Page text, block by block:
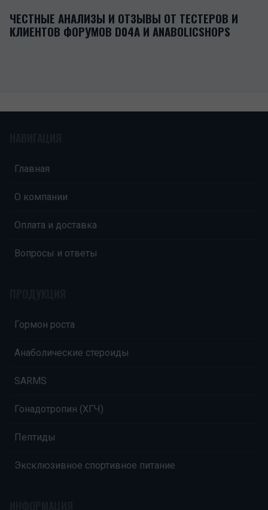
ЧЕСТНЫЕ АНАЛИЗЫ И ОТЗЫВЫ ОТ ТЕСТЕРОВ И
КЛИЕНТОВ ФОРУМОВ D04A И ANABOLICSHOPS
Главная
О компании
Оплата и доставка
Вопросы и ответы
Гормон роста
Анаболические стероиды
SARMS
Гонадотропин (ХГЧ)
Пептиды
Эксклюзивное спортивное питание